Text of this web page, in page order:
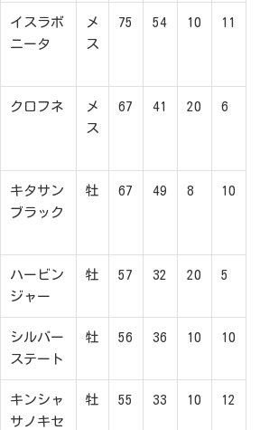
イスラボ
ニータ
メ
ス
75 54 10 11
クロフネ
メ
ス
67 41 20 6
キタサン
ブラック
牡 67 49 8 10
ハービン
ジャー
牡 57 32 20 5
シルバー
ステート
牡 56 36 10 10
キンシャ
サノキセ
牡 55 33 10 12